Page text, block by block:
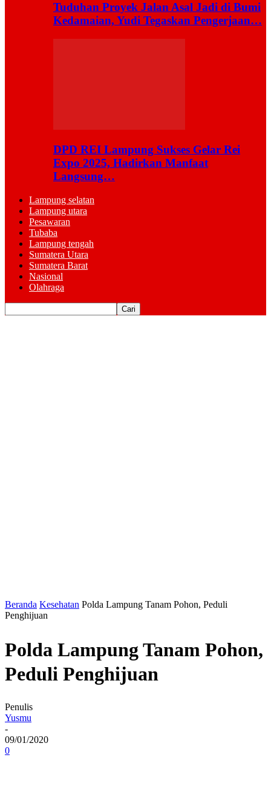
Tuduhan Proyek Jalan Asal Jadi di Bumi
Kedamaian, Yudi Tegaskan Pengerjaan…
DPD REI Lampung Sukses Gelar Rei
Expo 2025, Hadirkan Manfaat
Langsung…
Lampung selatan
Lampung utara
Pesawaran
Tubaba
Lampung tengah
Sumatera Utara
Sumatera Barat
Nasional
Olahraga
Beranda Kesehatan Polda Lampung Tanam Pohon, Peduli
Penghijuan
Polda Lampung Tanam Pohon,
Peduli Penghijuan
Penulis
Yusmu
-
09/01/2020
0